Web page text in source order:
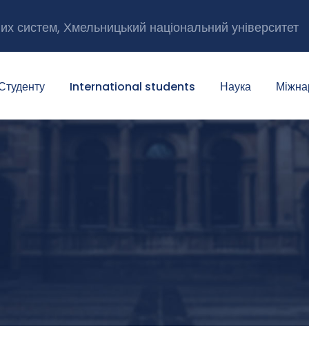
систем, Хмельницький національний університет
International students Наука